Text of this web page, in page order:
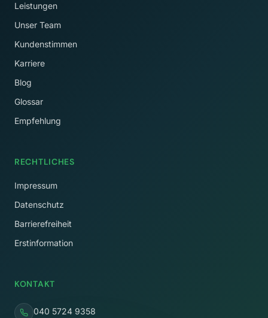
Leistungen
Unser Team
Kundenstimmen
Karriere
Blog
Glossar
Empfehlung
RECHTLICHES
Impressum
Datenschutz
Barrierefreiheit
Erstinformation
KONTAKT
040 5724 9358